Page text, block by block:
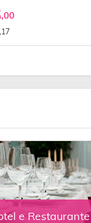
,00
e Restaurante